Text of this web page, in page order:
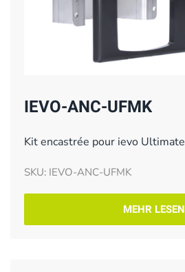
IEVO-ANC-UFMK
Kit encastrée pour ievo Ultimate
SKU: IEVO-ANC-UFMK
MEHR LESEN